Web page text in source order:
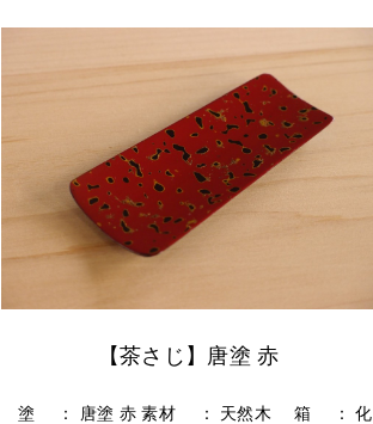
【茶さじ】唐塗 赤
塗 ： 唐塗 赤 素材 ： 天然木 箱 ： 化